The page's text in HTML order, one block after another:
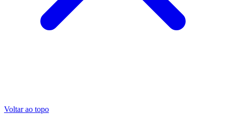
Voltar ao topo